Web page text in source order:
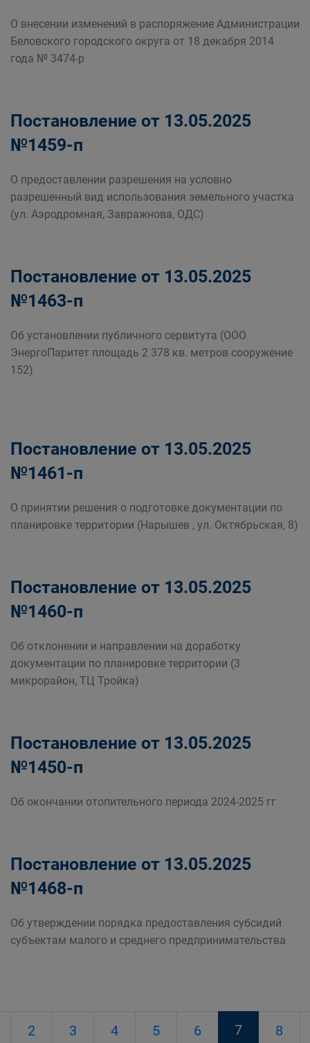
О внесении изменений в распоряжение Администрации
Беловского городского округа от 18 декабря 2014
года № 3474-р
Постановление от 13.05.2025
№1459-п
О предоставлении разрешения на условно
разрешенный вид использования земельного участка
(ул. Аэродромная, Завражнова, ОДС)
Постановление от 13.05.2025
№1463-п
Об установлении публичного сервитута (ООО
ЭнергоПаритет площадь 2 378 кв. метров сооружение
152)
Постановление от 13.05.2025
№1461-п
О принятии решения о подготовке документации по
планировке территории (Нарышев , ул. Октябрьская, 8)
Постановление от 13.05.2025
№1460-п
Об отклонении и направлении на доработку
документации по планировке территории (3
микрорайон, ТЦ Тройка)
Постановление от 13.05.2025
№1450-п
Об окончании отопительного периода 2024-2025 гг
Постановление от 13.05.2025
№1468-п
Об утверждении порядка предоставления субсидий
субъектам малого и среднего предпринимательства
2 3 4 5 6 7 8